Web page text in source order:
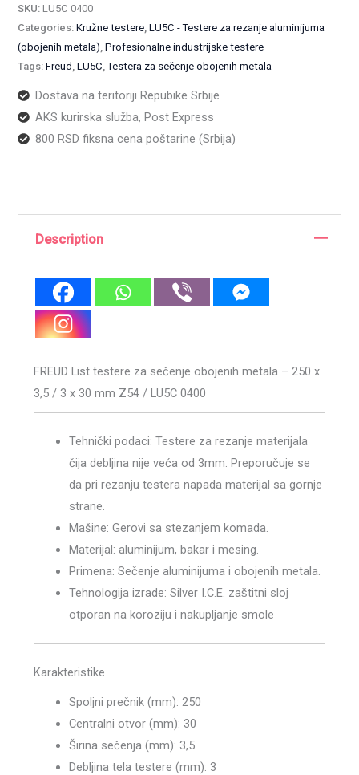
0400
quantity
SKU:LU5C 0400
Categories:Kružne testere,LU5C - Testere za rezanje aluminijuma
(obojenih metala),Profesionalne industrijske testere
Tags:Freud ,LU5C,Testera za sečenje obojenih metala
Dostava na teritoriji Repubike Srbije
AKS kurirska služba, Post Express
800 RSD fiksna cena poštarine (Srbija)
Description
FREUD List testere za sečenje obojenih metala – 250 x
3,5 / 3 x 30 mm Z54 / LU5C 0400
Tehnički podaci: Testere za rezanje materijala
čija debljina nije veća od 3mm. Preporučuje se
da pri rezanju testera napada materijal sa gornje
strane.
Mašine: Gerovi sa stezanjem komada.
Materijal: aluminijum, bakar i mesing.
Primena: Sečenje aluminijuma i obojenih metala.
Tehnologija izrade: Silver I.C.E. zaštitni sloj
otporan na koroziju i nakupljanje smole
Karakteristike
Spoljni prečnik (mm): 250
Centralni otvor (mm): 30
Širina sečenja (mm): 3,5
Debljina tela testere (mm): 3